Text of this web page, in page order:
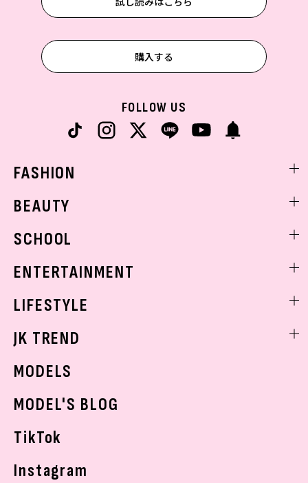
購入する
FOLLOW US
FASHION
着回し
BEAUTY
ベストコスメ
ボディケア
SCHOOL
学校ヘアメイク
ENTERTAINMENT
K-POP
LIFESTYLE
モデルの購入品
おでかけ
JK TREND
MODELS
MODEL'S BLOG
TikTok
Instagram